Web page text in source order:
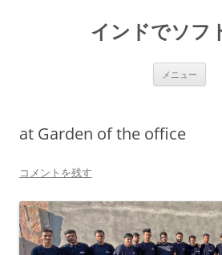
インドでソフ
メニュー
at Garden of the office
コメントを残す